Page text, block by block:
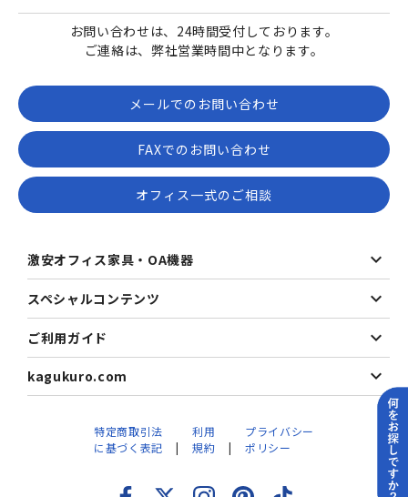
お問い合わせは、24時間受付しております。
ご連絡は、弊社営業時間中となります。
メールでのお問い合わせ
FAXでのお問い合わせ
オフィス一式のご相談
激安オフィス家具・OA機器
スペシャルコンテンツ
ご利用ガイド
kagukuro.com
特定商取引法
に基づく表記
利用
規約
プライバシー
ポリシー